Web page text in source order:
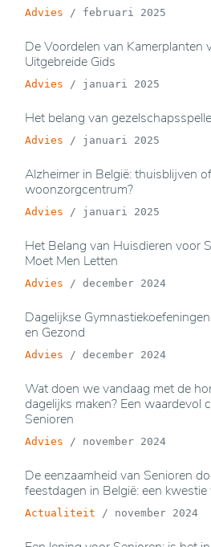
Advies / februari 2025
De Voordelen van Kamerplanten
Uitgebreide Gids
Advies / januari 2025
Het belang van
Advies / januari 2025
Alzheimer in België: thuisblijven
woonzorgcentrum?
Advies / januari 2025
Het Belang van Huisdieren voor
Moet Men Letten
Advies / december 2024
Dagelijkse
en Gezond
Advies / december 2024
Wat doen we vandaag met de
dagelijks maken? Een waardevol
Senioren
Advies / november 2024
De eenzaamheid van Senioren
feestdagen in België: een
Actualiteit / november 2024